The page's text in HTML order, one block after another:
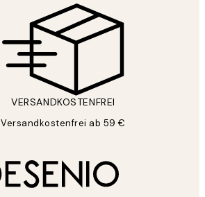
VERSANDKOSTENFREI
Versandkostenfrei ab 59 €